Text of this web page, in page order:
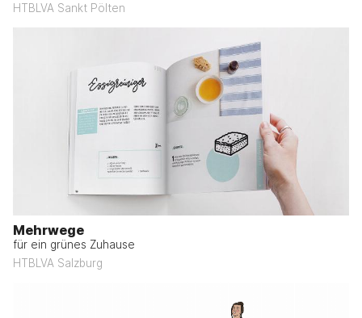
HTBLVA Sankt Pölten
Mehrwege
für ein grünes Zuhause
HTBLVA Salzburg